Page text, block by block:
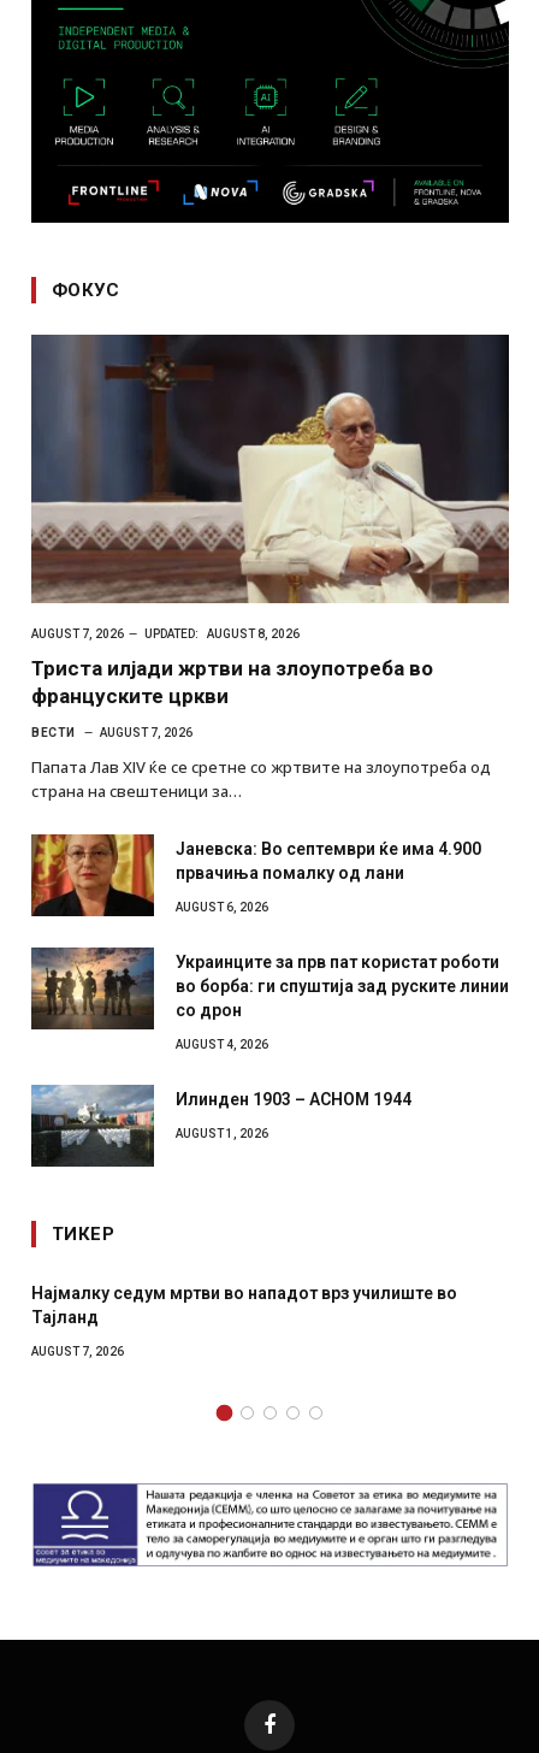
ФОКУС
AUGUST 7, 2026 UPDATED: AUGUST 8, 2026
Триста илјади жртви на злоупотреба во
француските цркви
ВЕСТИ AUGUST 7, 2026
Папата Лав XIV ќе се сретне со жртвите на злоупотреба од
страна на свештеници за…
Јаневска: Во септември ќе има 4.900
првачиња помалку од лани
AUGUST 6, 2026
Украинците за прв пат користат роботи
во борба: ги спуштија зад руските линии
со дрон
AUGUST 4, 2026
Илинден 1903 – АСНОМ 1944
AUGUST 1, 2026
ТИКЕР
врз училиште во
СОЗИС: Украинците повеќе им
Facebook